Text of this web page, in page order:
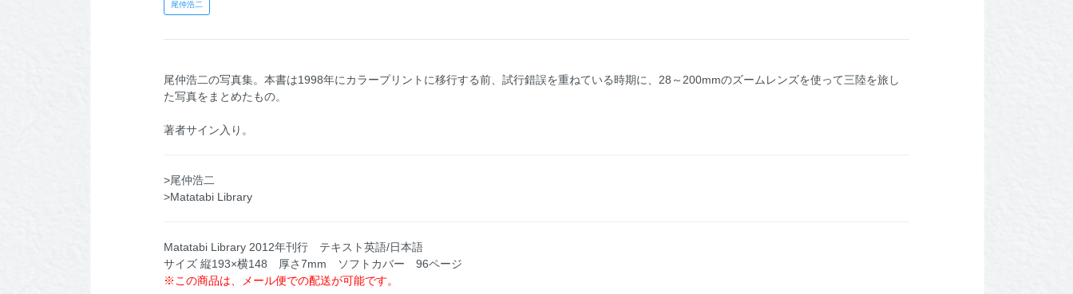
尾仲浩二
尾仲浩二の写真集。本書は1998年にカラープリントに移行する前、試行錯誤を重ねている時期に、28～200mmのズームレンズを使って三陸を旅し
た写真をまとめたもの。
著者サイン入り。
>尾仲浩二
>Matatabi Library
Matatabi Library 2012年刊行 テキスト英語/日本語
サイズ 縦193×横148 厚さ7mm ソフトカバー 96ページ
※この商品は、メール便での配送が可能です。